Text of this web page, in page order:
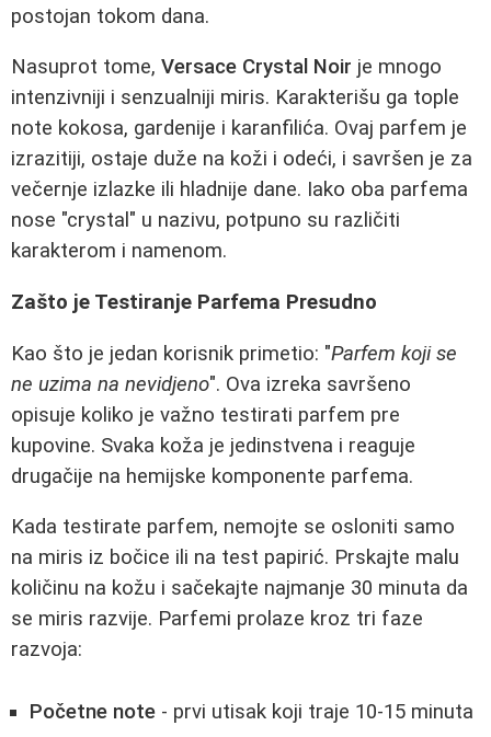
postojan tokom dana.
Nasuprot tome, Versace Crystal Noir je mnogo
intenzivniji i senzualniji miris. Karakterišu ga tople
note kokosa, gardenije i karanfilića. Ovaj parfem je
izrazitiji, ostaje duže na koži i odeći, i savršen je za
večernje izlazke ili hladnije dane. Iako oba parfema
nose "crystal" u nazivu, potpuno su različiti
karakterom i namenom.
Zašto je Testiranje Parfema Presudno
Kao što je jedan korisnik primetio: "Parfem koji se
ne uzima na nevidjeno". Ova izreka savršeno
opisuje koliko je važno testirati parfem pre
kupovine. Svaka koža je jedinstvena i reaguje
drugačije na hemijske komponente parfema.
Kada testirate parfem, nemojte se osloniti samo
na miris iz bočice ili na test papirić. Prskajte malu
količinu na kožu i sačekajte najmanje 30 minuta da
se miris razvije. Parfemi prolaze kroz tri faze
razvoja:
Početne note - prvi utisak koji traje 10-15 minuta